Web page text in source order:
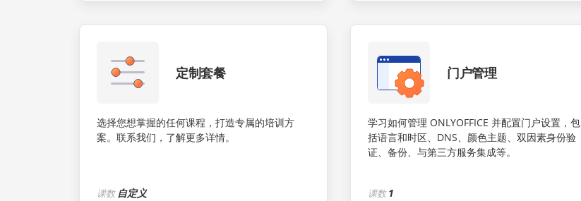
定制套餐
选择您想掌握的任何课程，打造专属的培训方
案。联系我们，了解更多详情。
课数 自定义
门户管理
学习如何管理 ONLYOFFICE 并配置门户设置，包
括语言和时区、DNS、颜色主题、双因素身份验
证、备份、与第三方服务集成等。
课数 1